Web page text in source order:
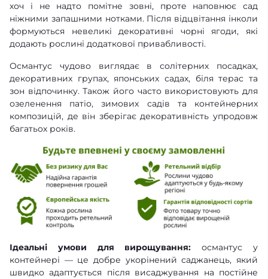
хоч і не надто помітне зовні, проте наповнює сад
ніжними запашними нотками. Після відцвітання інколи
формуються невеликі декоративні чорні ягоди, які
додають рослині додаткової привабливості.
Османтус чудово виглядає в солітерних посадках,
декоративних групах, японських садах, біля терас та
зон відпочинку. Також його часто використовують для
озеленення патіо, зимових садів та контейнерних
композицій, де він зберігає декоративність упродовж
багатьох років.
Ідеальні умови для вирощування: османтус у
контейнері — це добре укорінений саджанець, який
швидко адаптується після висаджування на постійне